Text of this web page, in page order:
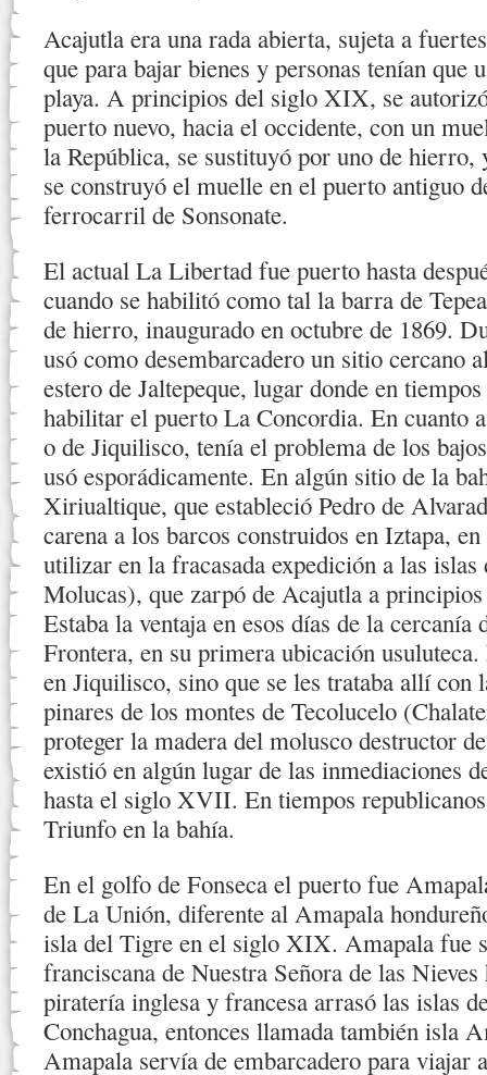
Acajutla era una rada abierta, sujeta a
que para bajar bienes y personas tenían que
playa. A principios del siglo XIX, se
puerto nuevo, hacia el occidente, con un
la República, se sustituyó por uno de hierro,
se construyó el muelle en el puerto antiguo
ferrocarril de Sonsonate.
El actual La Libertad fue puerto hasta
cuando se habilitó como tal la barra de
de hierro, inaugurado en octubre de 1869.
usó como desembarcadero un sitio cercano
estero de Jaltepeque, lugar donde en
habilitar el puerto La Concordia. En cuanto
o de Jiquilisco, tenía el problema de los
usó esporádicamente. En algún sitio de la
Xiriualtique, que estableció Pedro de
carena a los barcos construidos en Iztapa,
utilizar en la fracasada expedición a las islas
Molucas), que zarpó de Acajutla a
Estaba la ventaja en esos días de la
Frontera, en su primera ubicación
en Jiquilisco, sino que se les trataba allí con
pinares de los montes de Tecolucelo
proteger la madera del molusco destructor
existió en algún lugar de las inmediaciones
hasta el siglo XVII. En tiempos
Triunfo en la bahía.
En el golfo de Fonseca el puerto fue
de La Unión, diferente al Amapala
isla del Tigre en el siglo XIX. Amapala fue
franciscana de Nuestra Señora de las
piratería inglesa y francesa arrasó las islas
Conchagua, entonces llamada también isla
Amapala servía de embarcadero para viajar